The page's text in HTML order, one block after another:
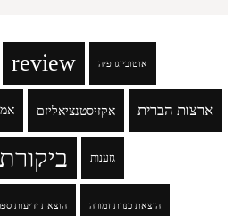
review אוטוביוגרפיה
אקזיסטנציאליזם ארצות הברית
גזענות
הוצאת ידיעות הוצאת כנרת זמורה